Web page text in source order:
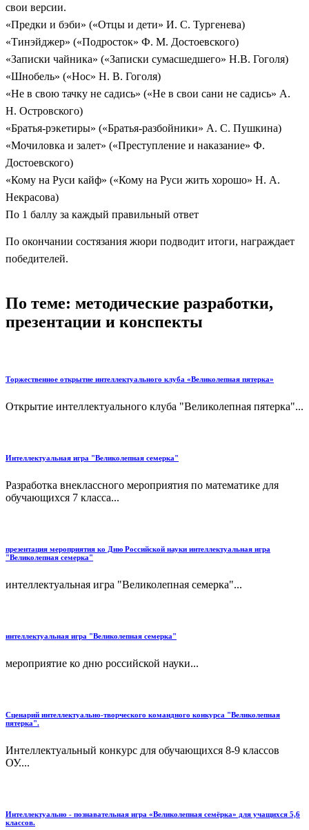
свои версии.
«Предки и бэби» («Отцы и дети» И. С. Тургенева)
«Тинэйджер» («Подросток» Ф. М. Достоевского)
«Записки чайника» («Записки сумасшедшего» Н.В. Гоголя)
«Шнобель» («Нос» Н. В. Гоголя)
«Не в свою тачку не садись» («Не в свои сани не садись» А.
Н. Островского)
«Братья-рэкетиры» («Братья-разбойники» А. С. Пушкина)
«Мочиловка и залет» («Преступление и наказание» Ф.
Достоевского)
«Кому на Руси кайф» («Кому на Руси жить хорошо» Н. А.
Некрасова)
По 1 баллу за каждый правильный ответ
По окончании состязания жюри подводит итоги, награждает
победителей.
По теме: методические разработки,
презентации и конспекты
Торжественное открытие интеллектуального клуба «Великолепная пятерка»
Открытие интеллектуального клуба "Великолепная пятерка"...
Интеллектуальная игра "Великолепная семерка"
Разработка внеклассного мероприятия по математике для
обучающихся 7 класса...
презентация мероприятия ко Дню Российской науки интеллектуальная игра
"Великолепная семерка"
интеллектуальная игра "Великолепная семерка"...
интеллектуальная игра "Великолепная семерка"
мероприятие ко дню российской науки...
Сценарий интеллектуально-творческого командного конкурса "Великолепная
пятерка".
Интеллектуальный конкурс для обучающихся 8-9 классов
ОУ....
Интеллектуально - познавательная игра «Великолепная семёрка» для учащихся 5,6
классов.